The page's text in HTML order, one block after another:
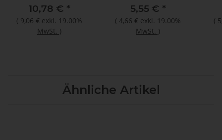
10,78 € *
( 9,06 € exkl. 19.00%
MwSt. )
5,55 € *
( 4,66 € exkl. 19.00%
MwSt. )
(
Ähnliche Artikel